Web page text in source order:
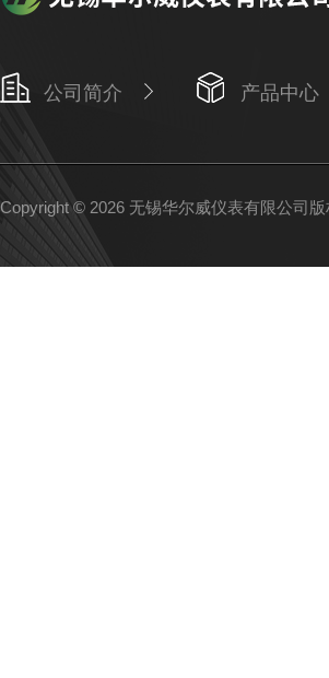
公司简介 产品中心
Copyright © 2026 无锡华尔威仪表有限公司